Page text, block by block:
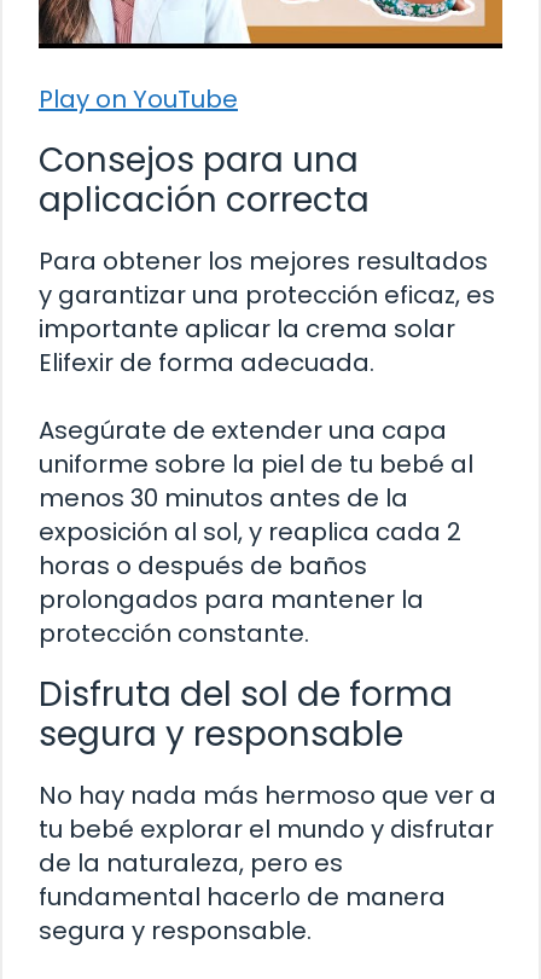
Play on YouTube
Consejos para una
aplicación correcta
Para obtener los mejores resultados
y garantizar una protección eficaz, es
importante aplicar la crema solar
Elifexir de forma adecuada.
Asegúrate de extender una capa
uniforme sobre la piel de tu bebé al
menos 30 minutos antes de la
exposición al sol, y reaplica cada 2
horas o después de baños
prolongados para mantener la
protección constante.
Disfruta del sol de forma
segura y responsable
No hay nada más hermoso que ver a
tu bebé explorar el mundo y disfrutar
de la naturaleza, pero es
fundamental hacerlo de manera
segura y responsable.